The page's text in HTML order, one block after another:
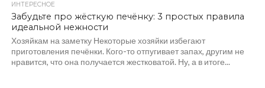
ИНТЕРЕСНОЕ
Забудьте про жёсткую печёнку: 3 простых правила
идеальной нежности
Хозяйкам на заметку Некоторые хозяйки избегают
приготовления печёнки. Кого-то отпугивает запах, другим не
нравится, что она получается жестковатой. Ну, а в итоге...